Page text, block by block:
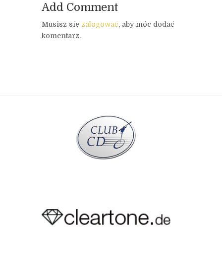
Add Comment
Musisz się zalogować, aby móc dodać
komentarz.